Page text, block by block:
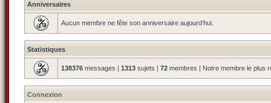
Anniversaires
Aucun membre ne fête son anniversaire aujourd’hui.
Statistiques
138376 messages | 1313 sujets | 72 membres | Notre membre le plus
Connexion